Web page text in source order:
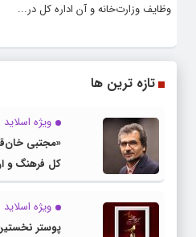
وظایف وزارت‌خانه و آن اداره کل در...
تازه ترین ها
ویژه اسلاید
«مجتبی
کل فرهنگ و
شد
ویژه اسلاید
پوستر